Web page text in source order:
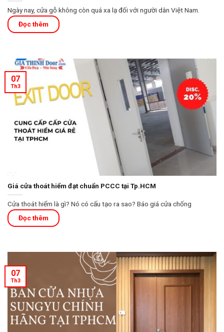
Ngày nay, cửa gỗ không còn quá xa lạ đối với người dân Việt Nam.
Giá cửa thoát hiểm đạt chuẩn PCCC tại Tp.HCM
Cửa thoát hiểm là gì? Nó có cấu tạo ra sao? Báo giá cửa chống
07
Th3
07
Th3